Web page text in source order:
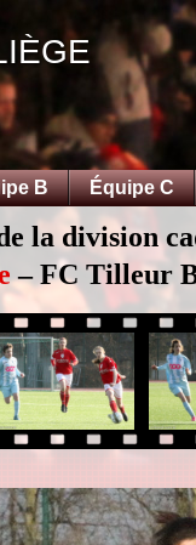
B Équipe C
la division
– FC Tilleur